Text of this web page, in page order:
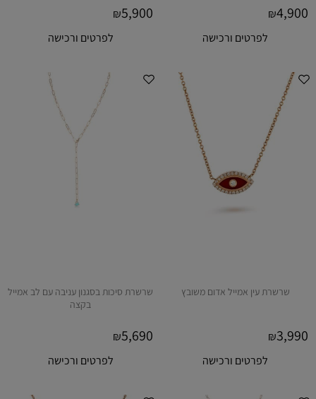
₪4,900
לפרטים ורכישה
₪5,900
לפרטים ורכישה
שרשרת עין אמייל אדום משובץ
₪3,990
לפרטים ורכישה
שרשרת סיכות בסגנון עניבה עם לב אמייל
בקצה
₪5,690
לפרטים ורכישה